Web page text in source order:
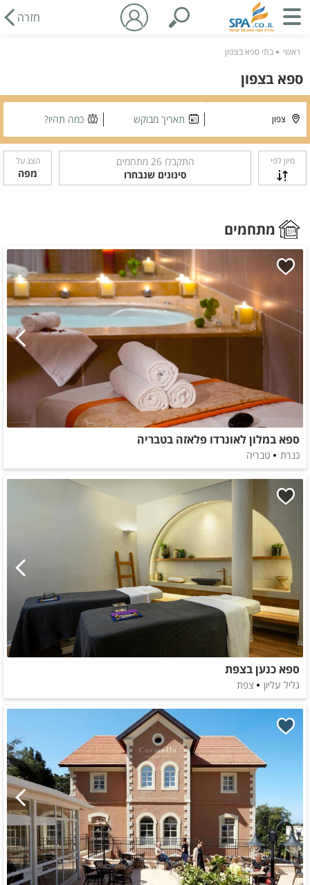
חזרה
ראשי בתי ספא בצפון
ספא בצפון
תאריך מבוקש כמה תהיו?
מיון לפי התקבלו26 מתחמים
סינונים שנבחרו
הצג על
מפה
מתחמים
ספא במלון לאונרדו פלאזה בטבריה
כנרת טבריה
ספא כנען בצפת
גליל עליון צפת